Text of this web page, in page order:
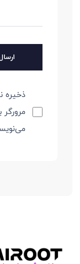
ذخیره
مرورگر